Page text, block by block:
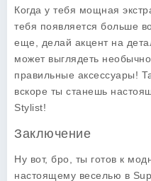
Когда у тебя мощная
тебя появляется больше
еще, делай акцент на
может выглядеть
правильные аксессуары!
вскоре ты станешь
Stylist!
Заключение
Ну вот, бро, ты готов к
настоящему веселью в